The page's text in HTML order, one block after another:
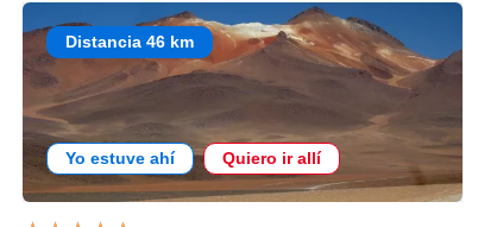
Distancia 46 km
Yo estuve ahí Quiero ir allí